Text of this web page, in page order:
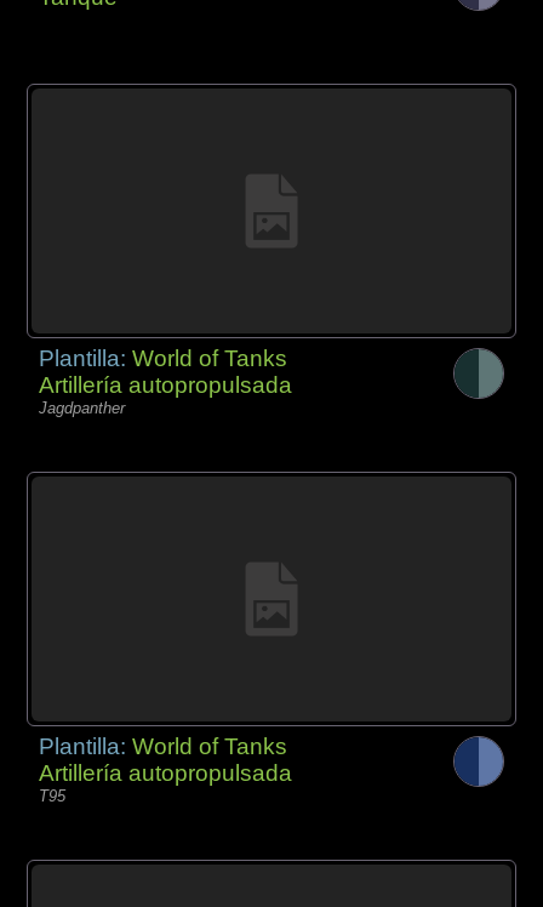
Plantilla:World of Tanks
Artillería autopropulsada
Jagdpanther
Plantilla:World of Tanks
Artillería autopropulsada
T95